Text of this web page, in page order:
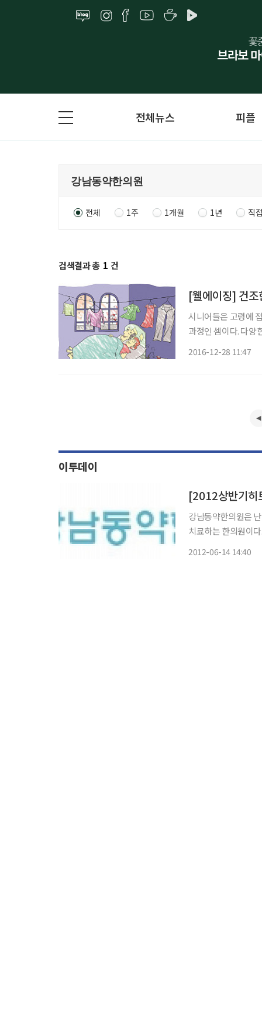
전체뉴스 피플
전체 1주 1개월 1년 직
검색결과 총 1 건
[웰에이징] 건조
시니어들은 고령에
과정인 셈이다. 다양
2016-12-28 11:47
이투데이
[2012상반기히
강남동약한의원은
치료하는 한의원이다. 이미 한국에도 상당한 수의 건선(乾癬) 환자가 있을 뿐 아니라
2012-06-14 14:40